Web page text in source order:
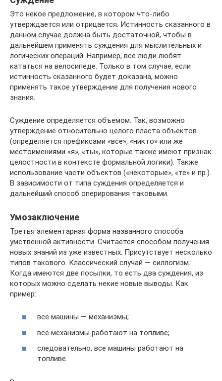
Это некое предложение, в котором что-либо
утверждается или отрицается. Истинность сказанного в
данном случае должна быть достаточной, чтобы в
дальнейшем применять суждения для мыслительных и
логических операций. Например, все люди любят
кататься на велосипеде. Только в том случае, если
истинность сказанного будет доказана, можно
применять такое утверждение для получения нового
знания.
Суждение определяется объемом. Так, возможно
утверждение относительно целого пласта объектов
(определяется префиксами «все», «никто» или же
местоимениями «я», «ты», которые также имеют признак
целостности в контексте формальной логики). Также
использование части объектов («некоторые», «те» и пр.).
В зависимости от типа суждения определяется и
дальнейший способ оперирования таковыми.
Умозаключение
Третья элементарная форма названного способа
умственной активности. Считается способом получения
новых знаний из уже известных. Присутствует несколько
типов такового. Классический случай — силлогизм.
Когда имеются две посылки, то есть два суждения, из
которых можно сделать некие новые выводы. Как
пример:
все машины — механизмы;
все механизмы работают на топливе;
следовательно, все машины работают на
топливе.